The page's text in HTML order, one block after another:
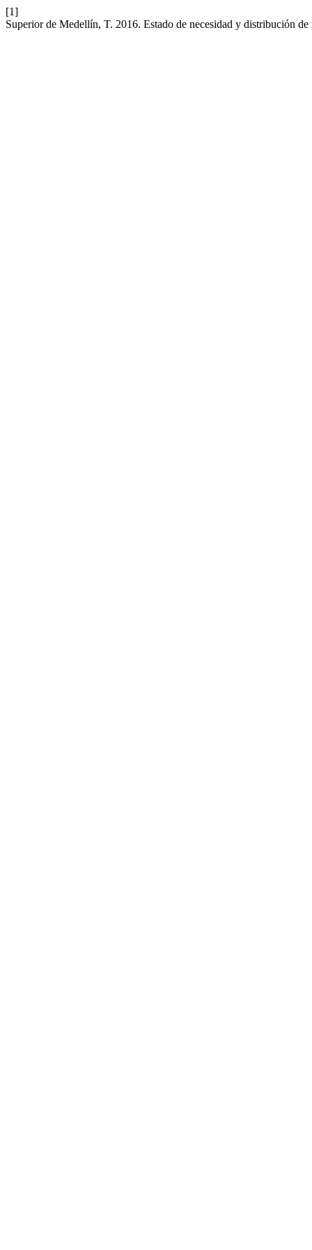
[1]
Superior de Medellín, T. 2016. Estado de necesidad y distribución